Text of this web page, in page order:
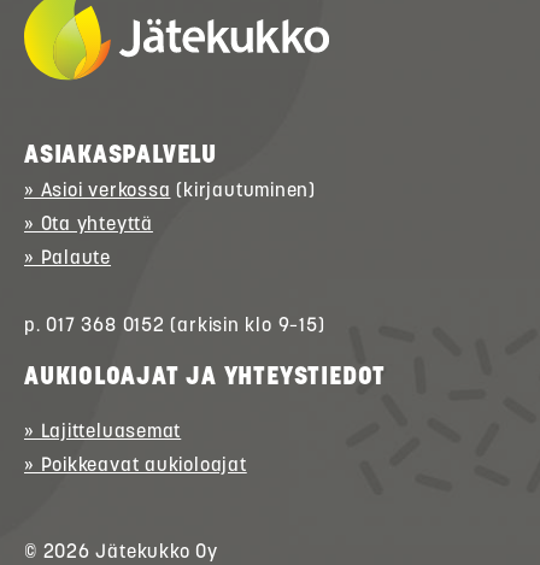
ASIAKASPALVELU
» Asioi verkossa (kirjautuminen)
» Ota yhteyttä
» Palaute
p. 017 368 0152 (arkisin klo 9–15)
AUKIOLOAJAT JA YHTEYSTIEDOT
» Lajitteluasemat
» Poikkeavat aukioloajat
© 2026Jätekukko Oy